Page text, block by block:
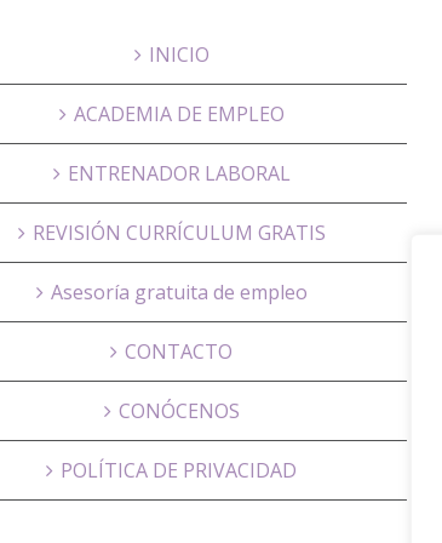
INICIO
ACADEMIA DE EMPLEO
ENTRENADOR LABORAL
REVISIÓN CURRÍCULUM GRATIS
Asesoría gratuita de empleo
CONTACTO
CONÓCENOS
POLÍTICA DE PRIVACIDAD